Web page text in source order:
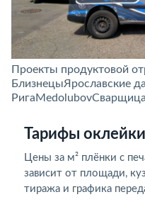
Проекты продуктовой
БлизнецыЯрославские
РигаMedolubov
Тарифы оклейки
Цены за м² плёнки с
зависит от площади,
тиража и графика